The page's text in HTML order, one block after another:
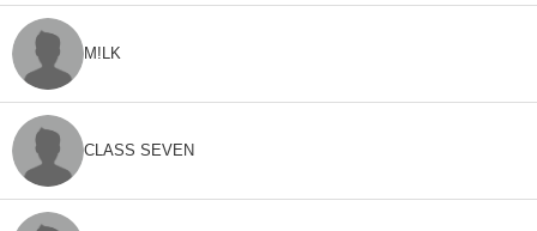
M!LK
CLASS SEVEN